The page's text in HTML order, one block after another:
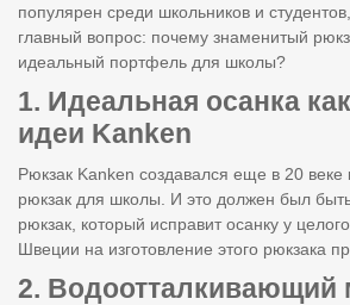
популярен среди школьников и
главный вопрос: почему знаменитый
идеальный портфель для школы?
1. Идеальная осанка
идеи Kanken
Рюкзак Kanken создавался еще в 20 веке
рюкзак для школы. И это должен был
рюкзак, который исправит осанку у
Швеции на изготовление этого рюкзака
2. Водоотталкивающий